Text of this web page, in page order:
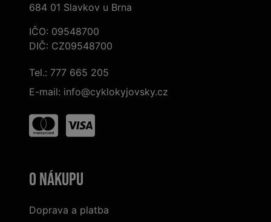
684 01 Slavkov u Brna
IČO: 09548700
DIČ: CZ09548700
Tel.: 777 665 205
E-mail: info@cyklokyjovsky.cz
O nákupu
Doprava a platba